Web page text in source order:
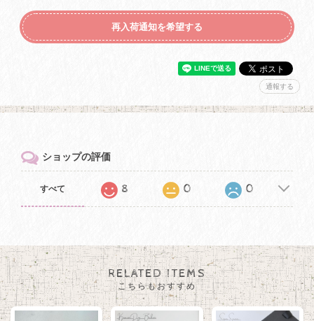
再入荷通知を希望する
通報する
ショップの評価
すべて 8 0 0
RELATED ITEMS
こちらもおすすめ